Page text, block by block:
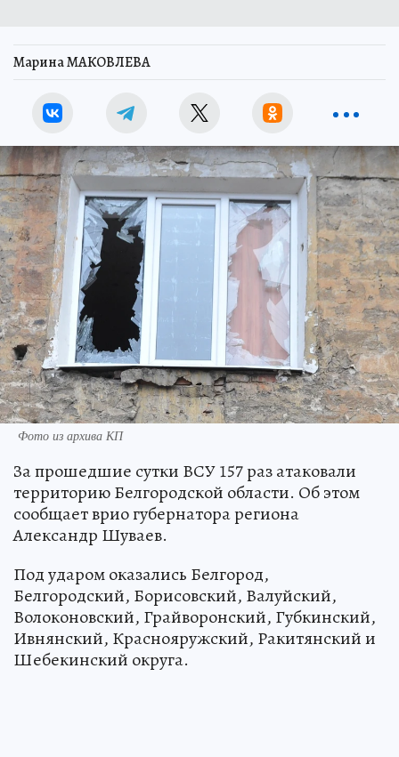
Марина МАКОВЛЕВА
Фото из архива КП
За прошедшие сутки ВСУ 157 раз атаковали
территорию Белгородской области. Об этом
сообщает врио губернатора региона
Александр Шуваев.
Под ударом оказались Белгород,
Белгородский, Борисовский, Валуйский,
Волоконовский, Грайворонский, Губкинский,
Ивнянский, Краснояружский, Ракитянский и
Шебекинский округа.